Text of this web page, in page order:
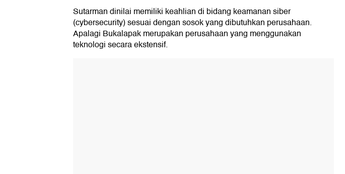
Sutarman dinilai memiliki keahlian di bidang keamanan siber
(cybersecurity) sesuai dengan sosok yang dibutuhkan perusahaan.
Apalagi Bukalapak merupakan perusahaan yang menggunakan
teknologi secara ekstensif.